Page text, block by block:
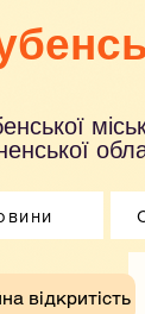
відкритість